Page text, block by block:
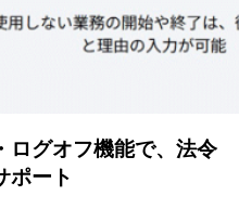
ログオフ機能で、法令
ポート